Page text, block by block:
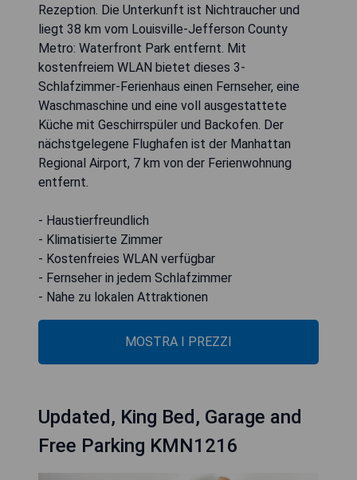
Rezeption. Die Unterkunft ist Nichtraucher und
liegt 38 km vom Louisville-Jefferson County
Metro: Waterfront Park entfernt. Mit
kostenfreiem WLAN bietet dieses 3-
Schlafzimmer-Ferienhaus einen Fernseher, eine
Waschmaschine und eine voll ausgestattete
Küche mit Geschirrspüler und Backofen. Der
nächstgelegene Flughafen ist der Manhattan
Regional Airport, 7 km von der Ferienwohnung
entfernt.
- Haustierfreundlich
- Klimatisierte Zimmer
- Kostenfreies WLAN verfügbar
- Fernseher in jedem Schlafzimmer
- Nahe zu lokalen Attraktionen
MOSTRA I PREZZI
Updated, King Bed, Garage and
Free Parking KMN1216